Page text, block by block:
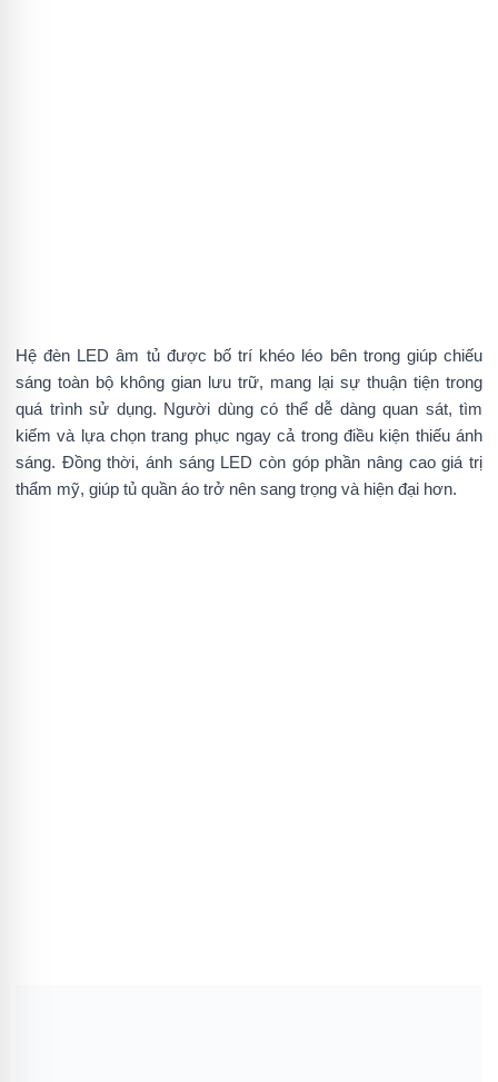
Hệ đèn LED âm tủ được bố trí khéo léo bên trong giúp chiếu
sáng toàn bộ không gian lưu trữ, mang lại sự thuận tiện trong
quá trình sử dụng. Người dùng có thể dễ dàng quan sát, tìm
kiếm và lựa chọn trang phục ngay cả trong điều kiện thiếu ánh
sáng. Đồng thời, ánh sáng LED còn góp phần nâng cao giá trị
thẩm mỹ, giúp tủ quần áo trở nên sang trọng và hiện đại hơn.